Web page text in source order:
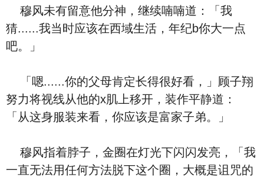
穆风未有留意他分神，继续喃喃道：「我
猜......我当时应该在西域生活，年纪b你大一点
吧。」
「嗯......你的父母肯定长得很好看，」顾子翔
努力将视线从他的x肌上移开，装作平静道：
「从这身服装来看，你应该是富家子弟。」
穆风指着脖子，金圈在灯光下闪闪发亮，「我
一直无法用任何方法脱下这个圈，大概是诅咒的